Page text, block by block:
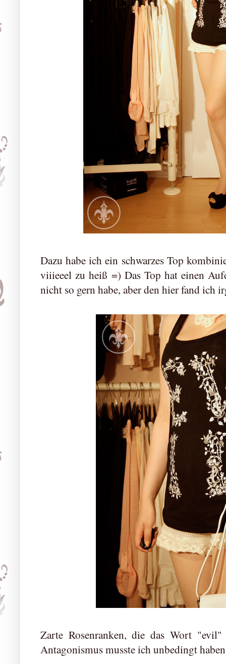
Dazu habe ich ein schwarzes Top
viiieeel zu heiß =) Das Top hat einen
nicht so gern habe, aber den hier fand ich
Zarte Rosenranken, die das Wort
Antagonismus musste ich unbedingt